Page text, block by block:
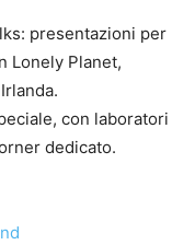
presentazioni per
Lonely Planet,
con laboratori
dedicato.